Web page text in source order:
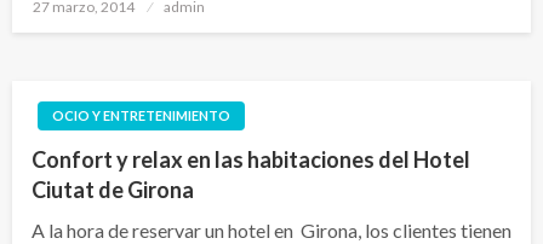
27 marzo, 2014 admin
OCIO Y ENTRETENIMIENTO
Confort y relax en las habitaciones del Hotel
Ciutat de Girona
A la hora de reservar un hotel en Girona, los clientes tienen